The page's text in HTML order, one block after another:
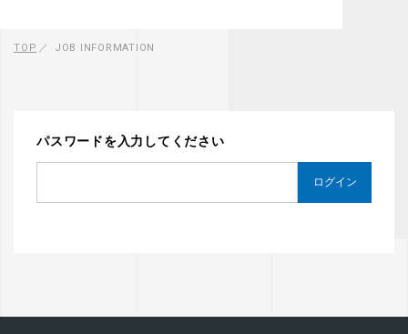
TOP JOB INFORMATION
パスワードを入力してください
ログイン